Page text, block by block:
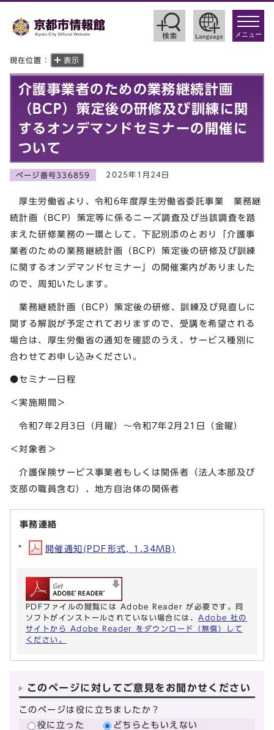
toggle
メニュー
現在位置： 表示
介護事業者のための業務継続計画
（BCP）策定後の研修及び訓練に関
するオンデマンドセミナーの開催に
ついて
ページ番号336859 2025年1月24日
厚生労働省より、令和6年度厚生労働省委託事業 業務継
続計画（BCP）策定等に係るニーズ調査及び当該調査を踏
まえた研修業務の一環として、下記別添のとおり「介護事
業者のための業務継続計画（BCP）策定後の研修及び訓練
に関するオンデマンドセミナー」の開催案内がありました
ので、周知いたします。
業務継続計画（BCP）策定後の研修、訓練及び見直しに
関する解説が予定されておりますので、受講を希望される
場合は、厚生労働省の通知を確認のうえ、サービス種別に
合わせてお申し込みください。
●セミナー日程
＜実施期間＞
令和7年2月3日（月曜）～令和7年2月21日（金曜）
＜対象者＞
介護保険サービス事業者もしくは関係者（法人本部及び
支部の職員含む）、地方自治体の関係者
事務連絡
開催通知(PDF形式, 1.34MB)
PDFファイルの閲覧には Adobe Reader が必要です。同
ソフトがインストールされていない場合には、 Adobe 社の
サイトから Adobe Reader をダウンロード（無償）して
ください。
このページに対してご意見をお聞かせください
このページは役に立ちましたか？
役に立った
どちらともいえない